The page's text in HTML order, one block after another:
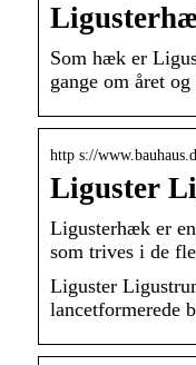
Som hæk er
gange om året
http s://
Liguster
Ligusterhæk er
som trives i de
Liguster
lancetformerede